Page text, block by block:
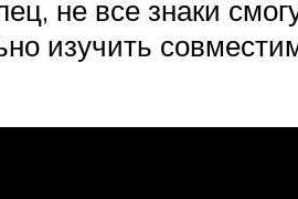
не все знаки
изучить